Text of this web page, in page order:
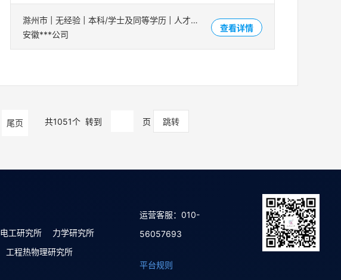
滁州市 | 无经验 | 本科/学士及同等学历 | 人才招聘
安徽***公司
查看详情
尾页 共1051个 转到 页
电工研究所
力学研究所
工程热物理研究所
运营客服：010-
56057693
平台规则